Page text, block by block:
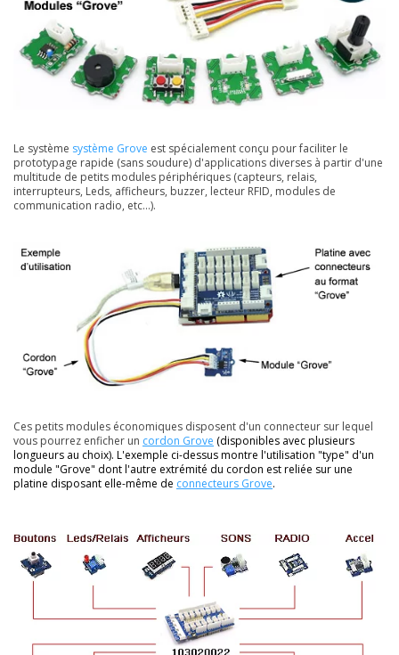
Le système système Grove est spécialement conçu pour faciliter le
prototypage rapide (sans soudure) d'applications diverses à partir d'une
multitude de petits modules périphériques (capteurs, relais,
interrupteurs, Leds, afficheurs, buzzer, lecteur RFID, modules de
communication radio, etc...).
Ces petits modules économiques disposent d'un connecteur sur lequel
vous pourrez enficher un cordon Grove (disponibles avec plusieurs
longueurs au choix). L'exemple ci-dessus montre l'utilisation "type" d'un
module "Grove" dont l'autre extrémité du cordon est reliée sur une
platine disposant elle-même de connecteurs Grove.